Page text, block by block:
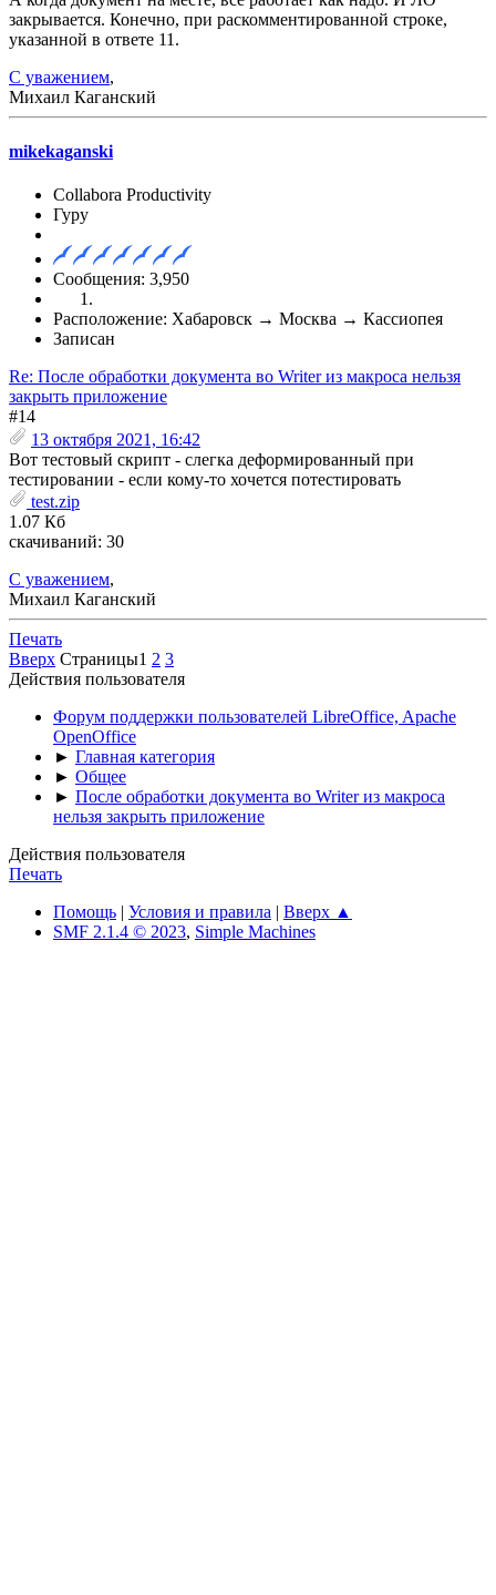
закрывается. Конечно, при раскомментированной строке,
указанной в ответе 11.
С уважением,
Михаил Каганский
mikekaganski
Collabora Productivity
Гуру
Сообщения: 3,950
Расположение: Хабаровск → Москва → Кассиопея
Записан
Re: После обработки документа во Writer из макроса нельзя
закрыть приложение
#14
13 октября 2021, 16:42
Вот тестовый скрипт - слегка деформированный при
тестировании - если кому-то хочется потестировать
test.zip
1.07 Кб
скачиваний: 30
С уважением,
Михаил Каганский
Печать
Вверх Страницы1 2 3
Действия пользователя
Форум поддержки пользователей LibreOffice, Apache
OpenOffice
► Главная категория
► Общее
► После обработки документа во Writer из макроса
нельзя закрыть приложение
Действия пользователя
Печать
Помощь
Условия и правила
Вверх ▲
SMF 2.1.4 © 2023, Simple Machines